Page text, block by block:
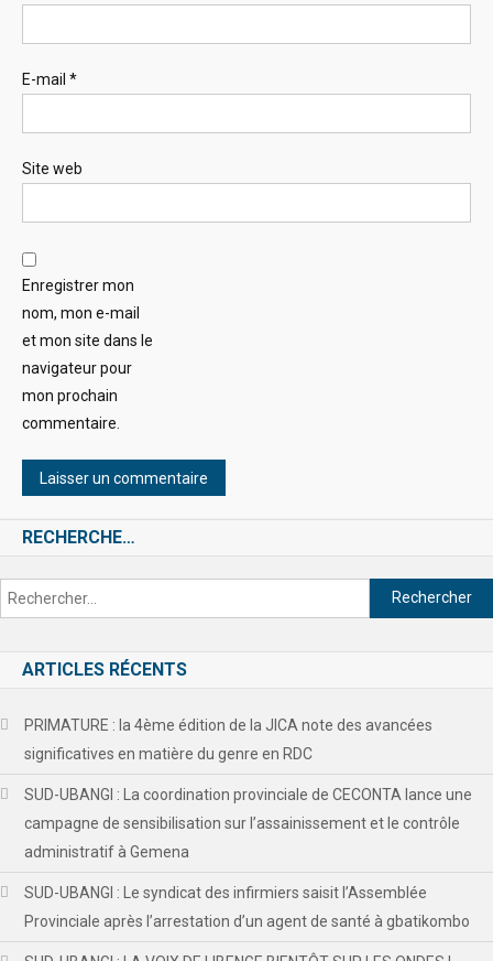
E-mail *
Site web
Enregistrer mon
nom, mon e-mail
et mon site dans le
navigateur pour
mon prochain
commentaire.
RECHERCHE…
ARTICLES RÉCENTS
PRIMATURE : la 4ème édition de la JICA note des avancées
significatives en matière du genre en RDC
SUD-UBANGI : La coordination provinciale de CECONTA lance une
campagne de sensibilisation sur l’assainissement et le contrôle
administratif à Gemena
SUD-UBANGI : Le syndicat des infirmiers saisit l’Assemblée
Provinciale après l’arrestation d’un agent de santé à gbatikombo